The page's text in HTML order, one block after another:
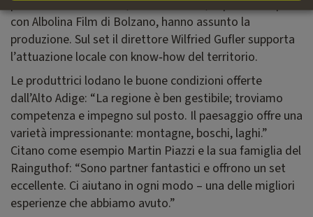
produzione di Monaco, Elfenholz Film, in partnership
con Albolina Film di Bolzano, hanno assunto la
produzione. Sul set il direttore Wilfried Gufler supporta
l’attuazione locale con know‑how del territorio.
Le produttrici lodano le buone condizioni offerte
dall’Alto Adige: “La regione è ben gestibile; troviamo
competenza e impegno sul posto. Il paesaggio offre una
varietà impressionante: montagne, boschi, laghi.”
Citano come esempio Martin Piazzi e la sua famiglia del
Rainguthof: “Sono partner fantastici e offrono un set
eccellente. Ci aiutano in ogni modo – una delle migliori
esperienze che abbiamo avuto.”